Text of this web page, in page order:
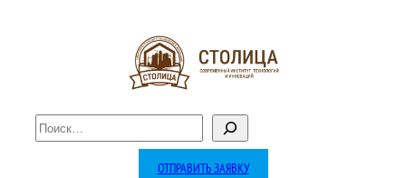
П
о
ОТПРАВИТЬ ЗАЯВКУ